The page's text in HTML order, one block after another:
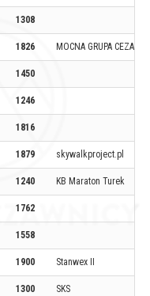
1308
1826 MOCNA GRUPA CEZARA
1450
1246
1816
1879 skywalkproject.pl
1240 KB Maraton Turek
1762
1558
1900 Stanwex II
1300 SKS